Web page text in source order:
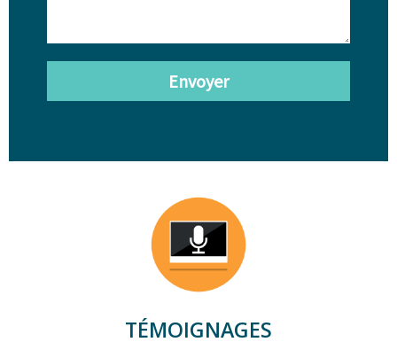
Envoyer
TÉMOIGNAGES